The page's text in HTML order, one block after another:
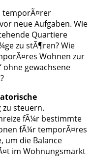
temporÃ¤rer
neue Aufgaben. Wie
Quartiere
zu stÃ¶ren? Wie
Wohnen zur
ohne gewachsene
zu steuern.
fÃ¼r bestimmte
fÃ¼r temporÃ¤res
um die Balance
im Wohnungsmarkt